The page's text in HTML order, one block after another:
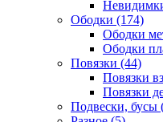
Ободки (174)
Ободки
Ободки
Повязки (44)
Повязки
Повязки
Подвески, бусы